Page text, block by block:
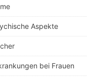
Aspekte
bei Frauen